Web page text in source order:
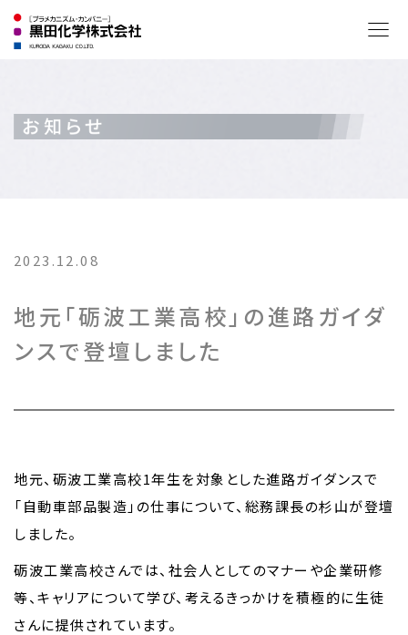
2023.12.08
地元「砺波工業高校」の進路ガイダ
ンスで登壇しました
地元、砺波工業高校1年生を対象とした進路ガイダンスで
「自動車部品製造」の仕事について、総務課長の杉山が登壇
しました。
砺波工業高校さんでは、社会人としてのマナーや企業研修
等、キャリアについて学び、考えるきっかけを積極的に生徒
さんに提供されています。